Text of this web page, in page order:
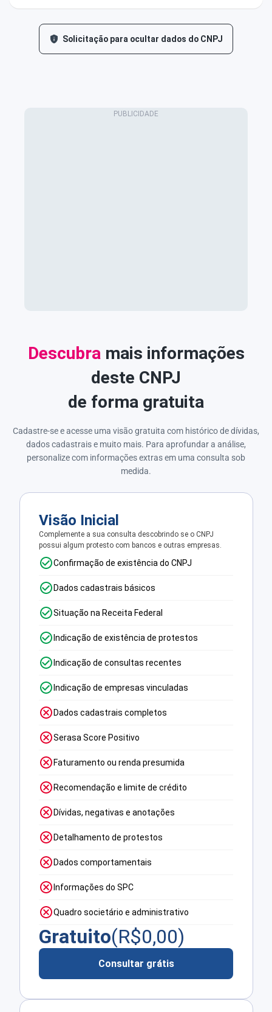
Solicitação para ocultar dados do CNPJ
Descubra mais informações
deste CNPJ
de forma gratuita
Cadastre-se e acesse uma visão gratuita com histórico de dívidas,
dados cadastrais e muito mais. Para aprofundar a análise,
personalize com informações extras em uma consulta sob
medida.
Visão Inicial
Complemente a sua consulta descobrindo se o CNPJ
possui algum protesto com bancos e outras empresas.
Confirmação de existência do CNPJ
Dados cadastrais básicos
Situação na Receita Federal
Indicação de existência de protestos
Indicação de consultas recentes
Indicação de empresas vinculadas
Dados cadastrais completos
Serasa Score Positivo
Faturamento ou renda presumida
Recomendação e limite de crédito
Dívidas, negativas e anotações
Detalhamento de protestos
Dados comportamentais
Informações do SPC
Quadro societário e administrativo
Gratuito(R$0,00)
Consultar grátis